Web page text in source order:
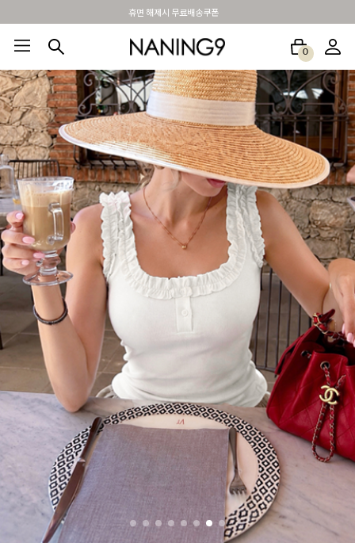
BEST 포토리뷰 - 매주 2명추첨 3만원쿠폰
0
BEST100🤍 NEW5% 베스트재진행 썸머여행룩 아울렛 하객&모임룩